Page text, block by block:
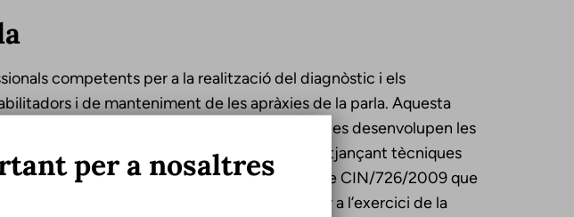
competents per a la realització del diagnòstic i els
i de manteniment de les apràxies de la parla. Aquesta
7.2f de la LOPS, que afirma que els logopedes desenvolupen les
i tractament dels trastorns de la parla, mitjançant tècniques
disciplina. De la mateixa manera, de l’Ordre CIN/726/2009 que
a la verificació dels títols que habiliten per a l’exercici de la
per a nosaltres